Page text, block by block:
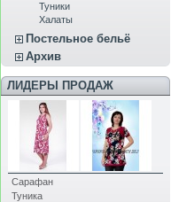
Туники
Халаты
Постельное бельё
Архив
ЛИДЕРЫ ПРОДАЖ
Сарафан
Туника